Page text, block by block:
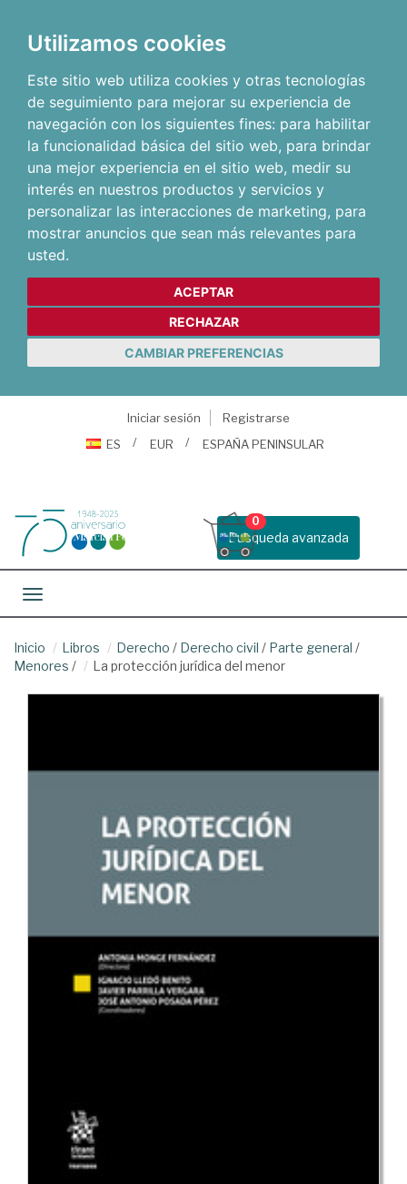
Utilizamos cookies
Este sitio web utiliza cookies y otras tecnologías
de seguimiento para mejorar su experiencia de
navegación con los siguientes fines: para habilitar
la funcionalidad básica del sitio web, para brindar
una mejor experiencia en el sitio web, medir su
interés en nuestros productos y servicios y
personalizar las interacciones de marketing, para
mostrar anuncios que sean más relevantes para
usted.
ACEPTAR
RECHAZAR
CAMBIAR PREFERENCIAS
Iniciar sesión
Registrarse
ES
EUR ESPAÑA PENINSULAR
Busqueda avanzada
0
Toggle navigation
Inicio Libros Derecho / Derecho civil / Parte general /
Menores / La protección jurídica del menor